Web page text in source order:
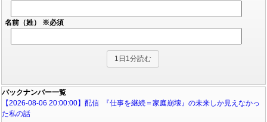
名前（姓） ※必須
バックナンバー一覧
【2026-08-06 20:00:00】配信 『仕事を継続＝家庭崩壊』の未来しか見えなかっ
た私の話